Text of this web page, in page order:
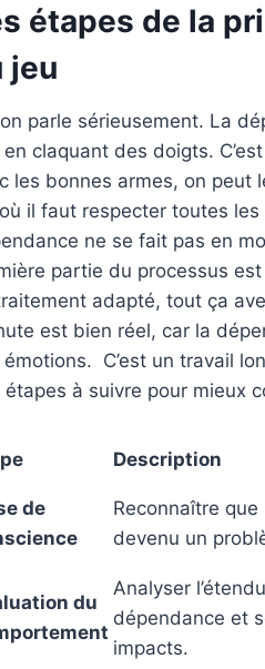
étapes de la
jeu
parle sérieusement. La
en claquant des doigts.
les bonnes armes, on peut
il faut respecter toutes
ne se fait pas en
partie du processus
adapté, tout ça
est bien réel, car la
émotions. C’est un travail
étapes à suivre pour mieux
Description
de
Reconnaître
devenu un
du
Analyser
dépendance et
impacts.